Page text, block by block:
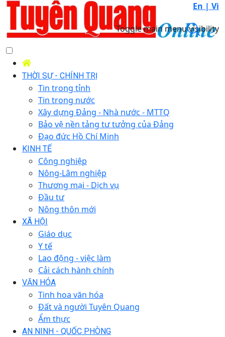
En | Vi
Toggle main menu visibility
THỜI SỰ - CHÍNH TRỊ
Tin trong tỉnh
Tin trong nước
Xây dựng Đảng - Nhà nước - MTTQ
Bảo vệ nền tảng tư tưởng của Đảng
Đạo đức Hồ Chí Minh
KINH TẾ
Công nghiệp
Nông-Lâm nghiệp
Thương mại - Dịch vụ
Đầu tư
Nông thôn mới
XÃ HỘI
Giáo dục
Y tế
Lao động - việc làm
Cải cách hành chính
VĂN HÓA
Tinh hoa văn hóa
Đất và người Tuyên Quang
Ẩm thực
AN NINH - QUỐC PHÒNG